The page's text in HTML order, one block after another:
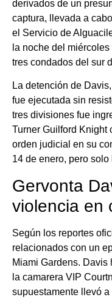
derivados de un
captura, llevada a
el Servicio de
la noche del
tres condados del sur
La detención de
fue ejecutada sin
tres divisiones fue
Turner Guilford Knight
orden judicial en su
14 de enero, pero
Gervonta
violencia en
Según los reportes
relacionados con un
Miami Gardens. Davis
la camarera VIP
supuestamente llevó